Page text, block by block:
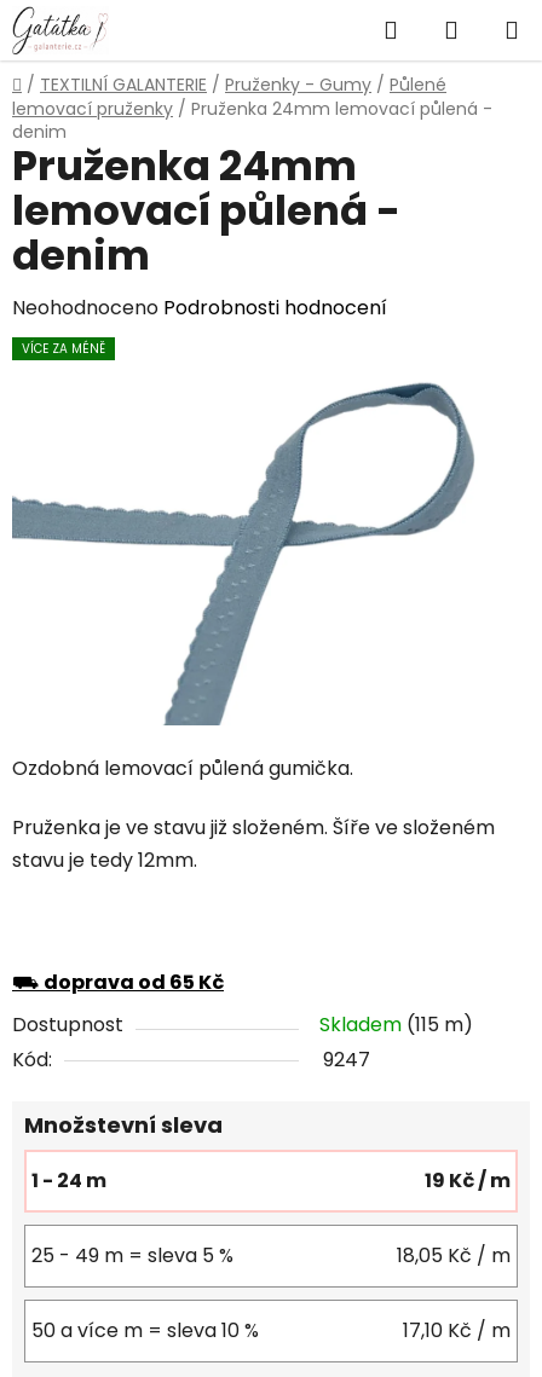
Přejít
na
obsah
Hledat
KOŠÍK
Domů
/ TEXTILNÍ GALANTERIE / Pruženky - Gumy / Půlené
lemovací pruženky / Pruženka 24mm lemovací půlená -
denim
Ozdobná lemovací půlená gumička.
Pruženka je ve stavu již složeném. Šíře ve složeném
stavu je tedy 12mm.
⛟ doprava od 65 Kč
Dostupnost
Skladem (115 m)
Kód:
9247
Množstevní sleva
1 - 24 m 19 Kč/ m
25 - 49 m = sleva 5 % 18,05 Kč / m
50 a více m = sleva 10 % 17,10 Kč / m
Pruženka 24mm
lemovací půlená -
denim
Průměrné
hodnocení
5
hvězdiček.
Neohodnoceno Podrobnosti hodnocení
VÍCE ZA MÉNĚ